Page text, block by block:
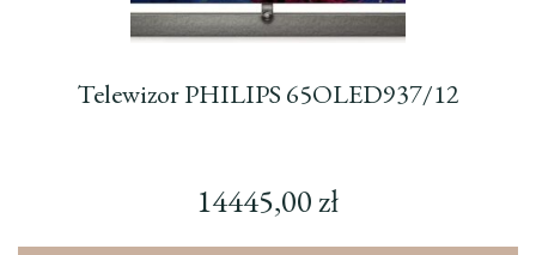
Telewizor PHILIPS 65OLED937/12
14445,00zł